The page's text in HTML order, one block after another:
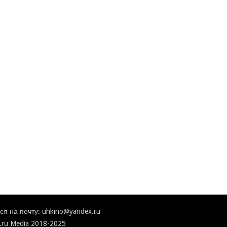
на почту: uhkino@yandex.ru
Media 2018-2025